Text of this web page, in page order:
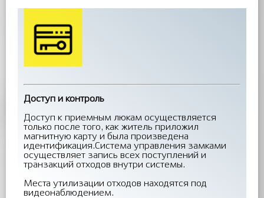
Доступ и контроль
Доступ к приемным люкам осуществляется
только после того, как житель приложил
магнитную карту и была произведена
идентификация.Система управления замками
осуществляет запись всех поступлений и
транзакций отходов внутри системы.
Места утилизации отходов находятся под
видеонаблюдением.